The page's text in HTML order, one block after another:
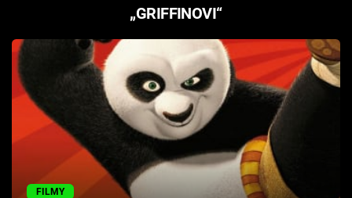
Seriály
Hry
Cool Esport
„GRIFFINOVI“
FILMY